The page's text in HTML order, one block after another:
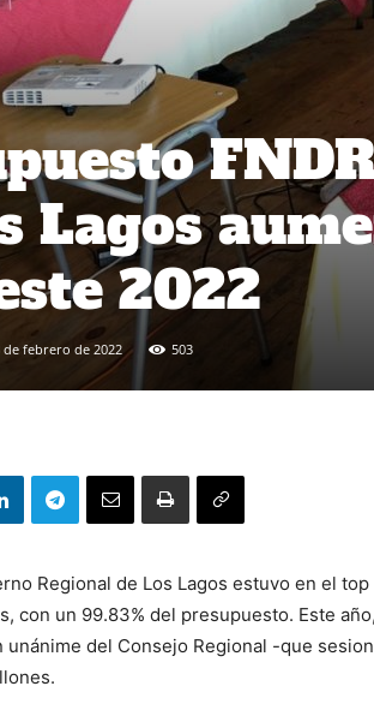
Lagos
2022
de febrero de 2022 503
Regional de Los Lagos estuvo en el
con un 99.83% del presupuesto. Este
unánime del Consejo Regional -que